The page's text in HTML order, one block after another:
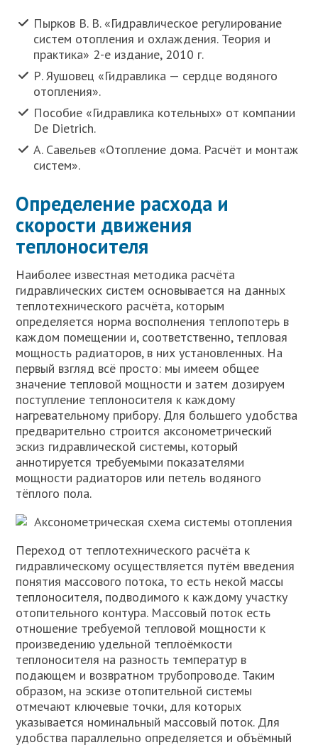
Пырков В. В. «Гидравлическое регулирование
систем отопления и охлаждения. Теория и
практика» 2-е издание, 2010 г.
Р. Яушовец «Гидравлика — сердце водяного
отопления».
Пособие «Гидравлика котельных» от компании
De Dietrich.
А. Савельев «Отопление дома. Расчёт и монтаж
систем».
Определение расхода и
скорости движения
теплоносителя
Наиболее известная методика расчёта
гидравлических систем основывается на данных
теплотехнического расчёта, которым
определяется норма восполнения теплопотерь в
каждом помещении и, соответственно, тепловая
мощность радиаторов, в них установленных. На
первый взгляд всё просто: мы имеем общее
значение тепловой мощности и затем дозируем
поступление теплоносителя к каждому
нагревательному прибору. Для большего удобства
предварительно строится аксонометрический
эскиз гидравлической системы, который
аннотируется требуемыми показателями
мощности радиаторов или петель водяного
тёплого пола.
Аксонометрическая схема системы отопления
Переход от теплотехнического расчёта к
гидравлическому осуществляется путём введения
понятия массового потока, то есть некой массы
теплоносителя, подводимого к каждому участку
отопительного контура. Массовый поток есть
отношение требуемой тепловой мощности к
произведению удельной теплоёмкости
теплоносителя на разность температур в
подающем и возвратном трубопроводе. Таким
образом, на эскизе отопительной системы
отмечают ключевые точки, для которых
указывается номинальный массовый поток. Для
удобства параллельно определяется и объёмный